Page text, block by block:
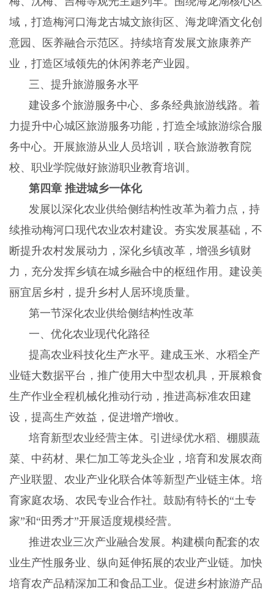
域，打造梅河口海龙古城文旅街区、海龙啤酒文化创
意园、医养融合示范区。持续培育发展文旅康养产
业，打造区域领先的休闲养老产业园。
三、提升旅游服务水平
建设多个旅游服务中心、多条经典旅游线路。着
力提升中心城区旅游服务功能，打造全域旅游综合服
务中心。开展旅游从业人员培训，联合旅游教育院
校、职业学院做好旅游职业教育培训。
第四章 推进城乡一体化
发展以深化农业供给侧结构性改革为着力点，持
续推动梅河口现代农业农村建设。夯实发展基础，不
断提升农村发展动力，深化乡镇改革，增强乡镇财
力，充分发挥乡镇在城乡融合中的枢纽作用。建设美
丽宜居乡村，提升乡村人居环境质量。
第一节深化农业供给侧结构性改革
一、优化农业现代化路径
提高农业科技化生产水平。建成玉米、水稻全产
业链大数据平台，推广使用大中型农机具，开展粮食
生产作业全程机械化推动行动，推进高标准农田建
设，提高生产效益，促进增产增收。
培育新型农业经营主体。引进绿优水稻、棚膜蔬
菜、中药材、果仁加工等龙头企业，培育和发展农商
产业联盟、农业产业化联合体等新型产业链主体。培
育家庭农场、农民专业合作社。鼓励有特长的“土专
家”和“田秀才”开展适度规模经营。
推进农业三次产业融合发展。构建横向配套的农
业生产性服务业、纵向延伸拓展的农业产业链。加快
培育农产品精深加工和食品工业。促进乡村旅游产品